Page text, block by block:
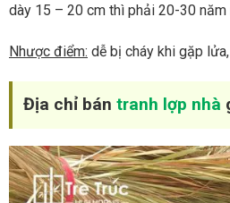
dày 15 – 20 cm thì phải 20-30
Nhược điểm: dễ bị cháy khi gặp
Địa chỉ bán tranh lợp nhà